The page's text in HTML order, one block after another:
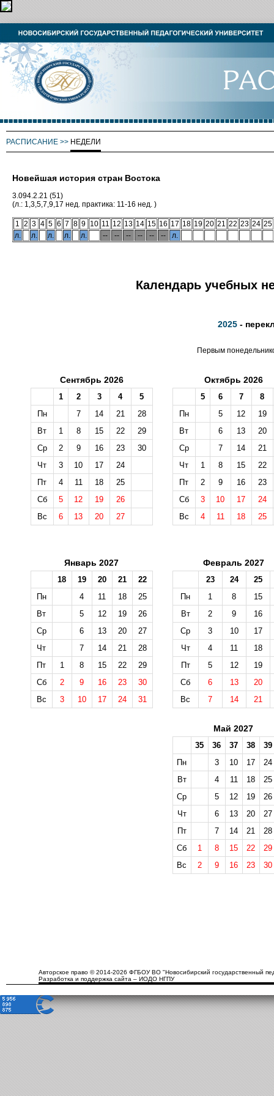
РАСПИСАНИЕ >> НЕДЕЛИ
Новейшая история стран Востока
3.094.2.21 (51)
(л.: 1,3,5,7,9,17 нед. практика: 11-16 нед. )
1 2 3 4 5 6 7 8 9 10 11 12 13 14 15 16 17 18 19 20 21 22 23 24 25
л.
л. л. л. л. -- -- -- -- -- -- л.
Календарь учебных
2025 -
Первым
Сентябрь 2026
1 2 3 4
5
Пн
7 14 21
28
Вт
1 8 15 22
29
Ср
2 9 16 23
30
Чт
3 10 17
24
Пт
4 11 18
25
Сб
5 12 19
26
Вс
6 13 20 27
Октябрь 2026
5 6 7
8
Пн
5 12
19
Вт
6 13
20
Ср
7 14
21
Чт
1 8 15
22
Пт
2 9 16
23
Сб
3 10 17
24
Вс
4 11 18 25
Январь 2027
18 19 20 21
22
Пн
4 11 18
25
Вт
5 12 19
26
Ср
6 13 20
27
Чт
7 14 21
28
Пт
1 8 15 22
29
Сб
2 9 16 23
30
Вс
3 10 17 24 31
Февраль 2027
23 24
25
Пн
1 8
15
Вт
2 9
16
Ср
3 10
17
Чт
4 11
18
Пт
5 12
19
Сб
6 13
20
Вс
7 14 21
Май 2027
35 36 37 38
39
Пн
3 10 17
24
Вт
4 11 18
25
Ср
5 12 19
26
Чт
6 13 20
27
Пт
7 14 21
28
Сб
1 8 15 22
29
Вс
2 9 16 23 30
Авторское право © 2014-2026 ФГБОУ ВО "Новосибирский государственный
Разработка и поддержка сайта – ИОДО НГПУ